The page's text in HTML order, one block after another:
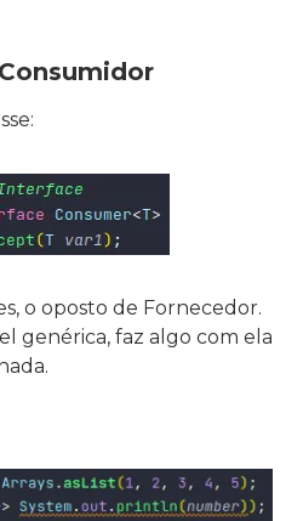
o oposto de Fornecedor.
genérica, faz algo com ela